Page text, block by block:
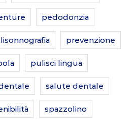
pedodonzia
prevenzione
pulisci lingua
salute dentale
spazzolino